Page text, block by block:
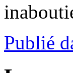
Publié